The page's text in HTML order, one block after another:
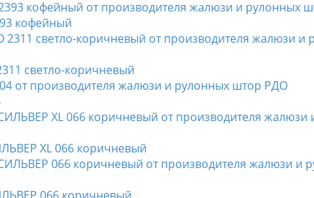
кофейный
светло-коричневый
XL 066 коричневый